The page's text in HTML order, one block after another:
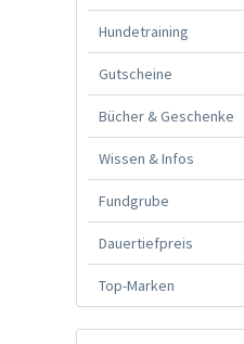
Hundetraining
Gutscheine
Bücher & Geschenke
Wissen & Infos
Fundgrube
Dauertiefpreis
Top-Marken